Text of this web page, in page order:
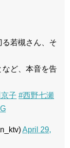
若槻さん、そ
など、本音を告
子 #西野七瀬
April 29,